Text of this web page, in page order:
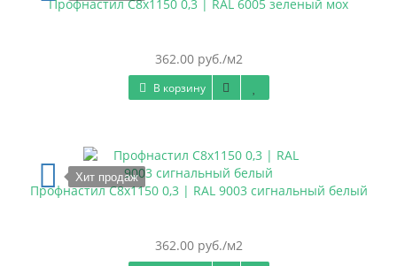
Профнастил С8х1150 0,3 | RAL 6005 зеленый мох
362.00 руб./м2
В корзину
Хит продаж
Профнастил С8х1150 0,3 | RAL 9003 сигнальный белый
362.00 руб./м2